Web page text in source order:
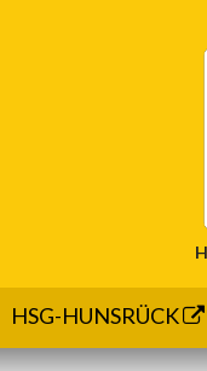
HSG-HUNSRÜCK